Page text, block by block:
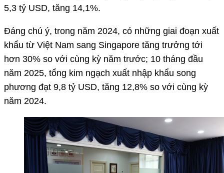
5,3 tỷ USD, tăng 14,1%.
Đáng chú ý, trong năm 2024, có những giai đoạn xuất
khẩu từ Việt Nam sang Singapore tăng trưởng tới
hơn 30% so với cùng kỳ năm trước; 10 tháng đầu
năm 2025, tổng kim ngạch xuất nhập khẩu song
phương đạt 9,8 tỷ USD, tăng 12,8% so với cùng kỳ
năm 2024.